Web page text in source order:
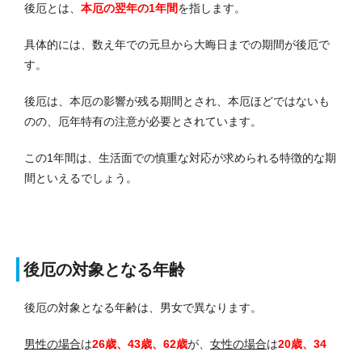
後厄とは、 本厄の翌年の1年間を指します。
具体的には、数え年での元旦から大晦日までの期間が後厄で
す。
後厄は、本厄の影響が残る期間とされ、本厄ほどではないも
のの、厄年特有の注意が必要とされています。
この1年間は、生活面での慎重な対応が求められる特徴的な期
間といえるでしょう。
後厄の対象となる年齢
後厄の対象となる年齢は、男女で異なります。
男性の場合は26歳、43歳、62歳が、 女性の場合は20歳、34